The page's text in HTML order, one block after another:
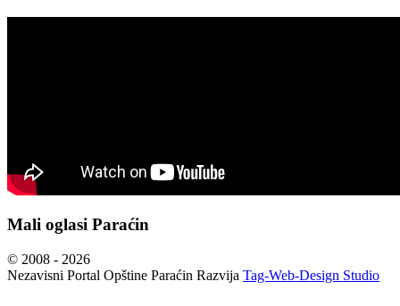
Mali oglasi Paraćin
© 2008 - 2026
Nezavisni Portal Opštine Paraćin Razvija Tag-Web-Design Studio